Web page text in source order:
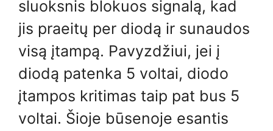
sluoksnis blokuos signalą, kad
jis praeitų per diodą ir sunaudos
visą įtampą. Pavyzdžiui, jei į
diodą patenka 5 voltai, diodo
įtampos kritimas taip pat bus 5
voltai. Šioje būsenoje esantis